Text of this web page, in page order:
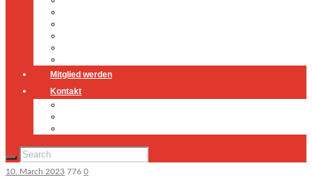
Mitglied werden
Kontakt
10. March 2023 776 0